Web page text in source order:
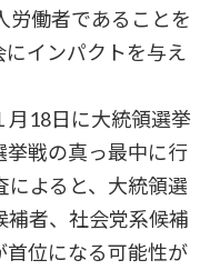
労働者であることを
インパクトを与え
18日に大統領選挙
挙戦の真っ最中に行
によると、大統領選
者、社会党系候補
位になる可能性が